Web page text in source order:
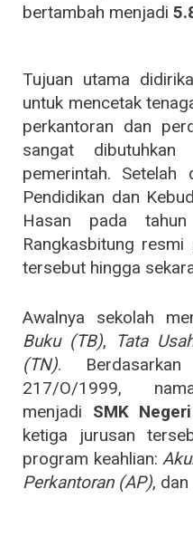
bertambah menjadi
Tujuan utama
untuk mencetak
perkantoran dan
sangat
pemerintah. Setelah
Pendidikan dan
Hasan pada
Rangkasbitung
tersebut hingga
Awalnya sekolah
Buku (TB), Tata
(TN).
217/O/1999,
menjadi SMK
ketiga jurusan
program keahlian:
Perkantoran (AP), dan